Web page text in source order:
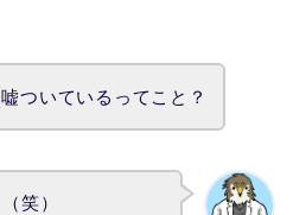
ついているってこと？
笑）